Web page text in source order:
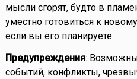
мысли сгорят, будто в
уместно готовиться к
если вы его планируете.
Предупреждения:
событий, конфликты,